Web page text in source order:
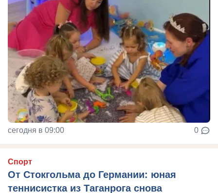
сегодня в 09:00 0
Спорт
От Стокгольма до Германии: юная
теннисистка из Таганрога снова